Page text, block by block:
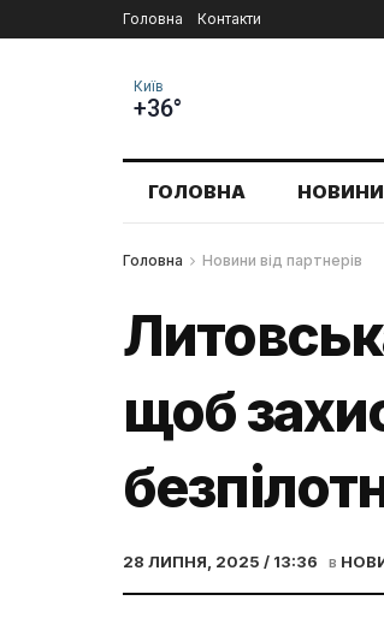
Головна Контакти
Київ
+36°
ГОЛОВНА НОВИНИ
Головна Новини від партнерів
щоб
28 ЛИПНЯ, 2025 / 13:36 в